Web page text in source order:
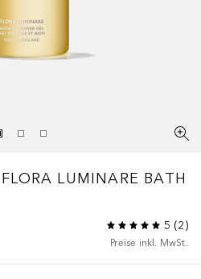
FLORA LUMINARE BATH
5 (2)
Preise inkl. MwSt.